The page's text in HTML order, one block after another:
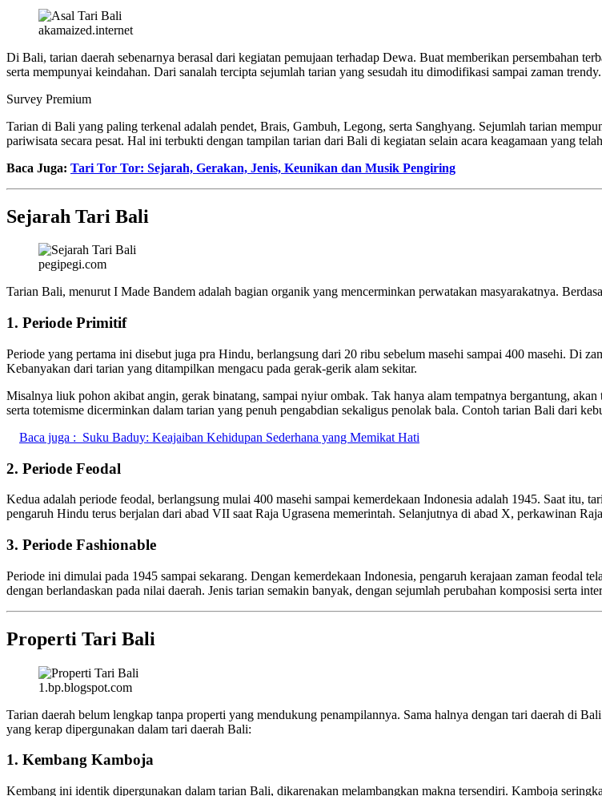
akamaized.internet
Di Bali, tarian daerah sebenarnya berasal dari kegiatan pemujaan terhadap Dewa. Buat memberikan persembahan
serta mempunyai keindahan. Dari sanalah tercipta sejumlah tarian yang sesudah itu dimodifikasi sampai zaman trendy.
Survey Premium
Tarian di Bali yang paling terkenal adalah pendet, Brais, Gambuh, Legong, serta Sanghyang. Sejumlah tarian
pariwisata secara pesat. Hal ini terbukti dengan tampilan tarian dari Bali di kegiatan selain acara keagamaan yang
Baca Juga: Tari Tor Tor: Sejarah, Gerakan, Jenis, Keunikan dan Musik Pengiring
Sejarah Tari Bali
pegipegi.com
Tarian Bali, menurut I Made Bandem adalah bagian organik yang mencerminkan perwatakan masyarakatnya.
1. Periode Primitif
Periode yang pertama ini disebut juga pra Hindu, berlangsung dari 20 ribu sebelum masehi sampai 400 masehi. Di
Kebanyakan dari tarian yang ditampilkan mengacu pada gerak-gerik alam sekitar.
Misalnya liuk pohon akibat angin, gerak binatang, sampai nyiur ombak. Tak hanya alam tempatnya bergantung,
serta totemisme dicerminkan dalam tarian yang penuh pengabdian sekaligus penolak bala. Contoh tarian Bali dari
Baca juga : Suku Baduy: Keajaiban Kehidupan Sederhana yang Memikat Hati
2. Periode Feodal
Kedua adalah periode feodal, berlangsung mulai 400 masehi sampai kemerdekaan Indonesia adalah 1945. Saat itu,
pengaruh Hindu terus berjalan dari abad VII saat Raja Ugrasena memerintah. Selanjutnya di abad X, perkawinan
3. Periode Fashionable
Periode ini dimulai pada 1945 sampai sekarang. Dengan kemerdekaan Indonesia, pengaruh kerajaan zaman feodal
dengan berlandaskan pada nilai daerah. Jenis tarian semakin banyak, dengan sejumlah perubahan komposisi serta
Properti Tari Bali
1.bp.blogspot.com
Tarian daerah belum lengkap tanpa properti yang mendukung penampilannya. Sama halnya dengan tari daerah di
yang kerap dipergunakan dalam tari daerah Bali:
1. Kembang Kamboja
Kembang ini identik dipergunakan dalam tarian Bali, dikarenakan melambangkan makna tersendiri. Kamboja